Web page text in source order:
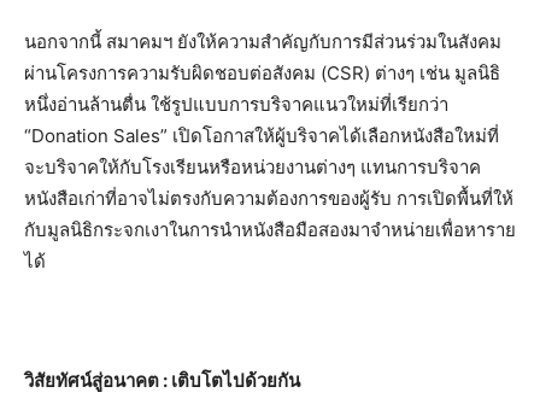
นอกจากนี้ สมาคมฯ ยังให้ความสำคัญกับการมีส่วนร่วมในสังคม
ผ่านโครงการความรับผิดชอบต่อสังคม (CSR) ต่างๆ เช่น มูลนิธิ
หนึ่งอ่านล้านตื่น ใช้รูปแบบการบริจาคแนวใหม่ที่เรียกว่า
“Donation Sales” เปิดโอกาสให้ผู้บริจาคได้เลือกหนังสือใหม่ที่
จะบริจาคให้กับโรงเรียนหรือหน่วยงานต่างๆ แทนการบริจาค
หนังสือเก่าที่อาจไม่ตรงกับความต้องการของผู้รับ การเปิดพื้นที่ให้
กับมูลนิธิกระจกเงาในการนำหนังสือมือสองมาจำหน่ายเพื่อหาราย
ได้
วิสัยทัศน์สู่อนาคต : เติบโตไปด้วยกัน